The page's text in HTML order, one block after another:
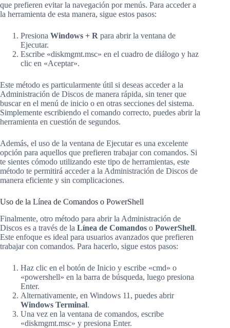
que prefieren evitar la navegación por menús. Para acceder a
la herramienta de esta manera, sigue estos pasos:
Presiona Windows + R para abrir la ventana de
Ejecutar.
Escribe «diskmgmt.msc» en el cuadro de diálogo y haz
clic en «Aceptar».
Este método es particularmente útil si deseas acceder a la
Administración de Discos de manera rápida, sin tener que
buscar en el menú de inicio o en otras secciones del sistema.
Simplemente escribiendo el comando correcto, puedes abrir la
herramienta en cuestión de segundos.
Además, el uso de la ventana de Ejecutar es una excelente
opción para aquellos que prefieren trabajar con comandos. Si
te sientes cómodo utilizando este tipo de herramientas, este
método te permitirá acceder a la Administración de Discos de
manera eficiente y sin complicaciones.
Uso de la Línea de Comandos o PowerShell
Finalmente, otro método para abrir la Administración de
Discos es a través de la Línea de Comandos o PowerShell.
Este enfoque es ideal para usuarios avanzados que prefieren
trabajar con comandos. Para hacerlo, sigue estos pasos:
Haz clic en el botón de Inicio y escribe «cmd» o
«powershell» en la barra de búsqueda, luego presiona
Enter.
Alternativamente, en Windows 11, puedes abrir
Windows Terminal.
Una vez en la ventana de comandos, escribe
«diskmgmt.msc» y presiona Enter.